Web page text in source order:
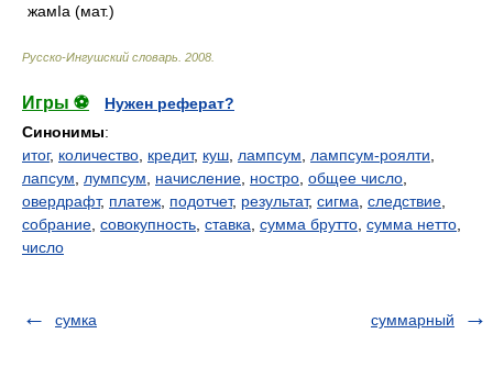
жамIа (мат.)
Русско-Ингушский словарь 2008
Игры ⚽
Нужен реферат?
Синонимы:
итог, количество кредит, куш лампсум лампсум-роялти
лапсум
лумпсум начисление ностро общее число
овердрафт, платеж подотчет, результат, сигма следствие
собрание совокупность ставка сумма брутто сумма нетто
число
сумка суммарный